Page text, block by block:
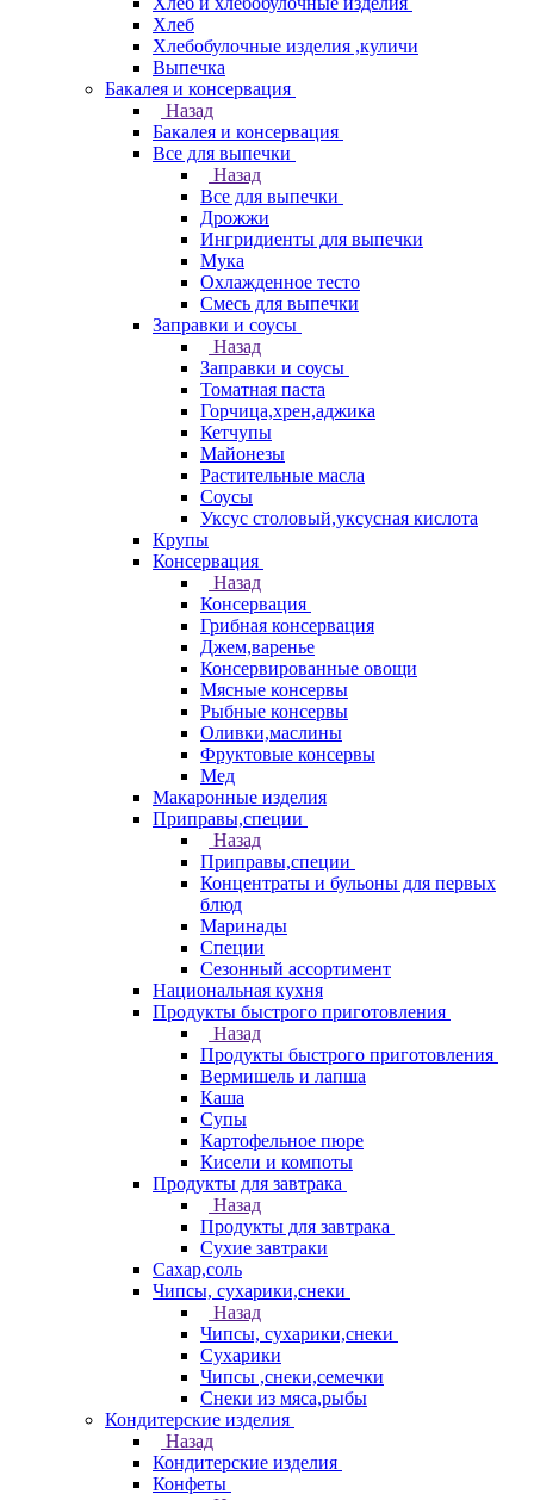
Хлеб
Хлебобулочные изделия ,куличи
Выпечка
Бакалея и консервация
Назад
Бакалея и консервация
Все для выпечки
Назад
Все для выпечки
Дрожжи
Ингридиенты для выпечки
Мука
Охлажденное тесто
Смесь для выпечки
Заправки и соусы
Назад
Заправки и соусы
Томатная паста
Горчица,хрен,аджика
Кетчупы
Майонезы
Растительные масла
Соусы
Уксус столовый,уксусная кислота
Крупы
Консервация
Назад
Консервация
Грибная консервация
Джем,варенье
Консервированные овощи
Мясные консервы
Рыбные консервы
Оливки,маслины
Фруктовые консервы
Мед
Макаронные изделия
Приправы,специи
Назад
Приправы,специи
Концентраты и бульоны для первых
блюд
Маринады
Специи
Сезонный ассортимент
Национальная кухня
Продукты быстрого приготовления
Назад
Продукты быстрого приготовления
Вермишель и лапша
Каша
Супы
Картофельное пюре
Кисели и компоты
Продукты для завтрака
Назад
Продукты для завтрака
Сухие завтраки
Сахар,соль
Чипсы, сухарики,снеки
Назад
Чипсы, сухарики,снеки
Сухарики
Чипсы ,снеки,семечки
Снеки из мяса,рыбы
Кондитерские изделия
Назад
Кондитерские изделия
Конфеты